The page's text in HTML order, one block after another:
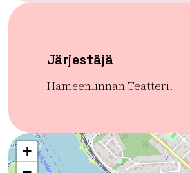
Järjestäjä
Hämeenlinnan Teatteri.
+